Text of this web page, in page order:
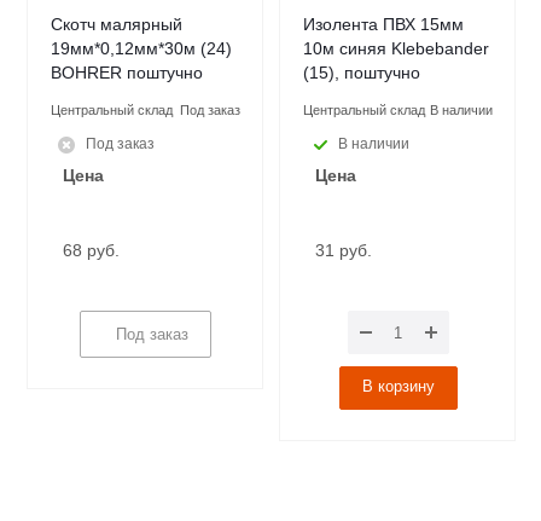
Скотч малярный
19мм*0,12мм*30м (24)
BOHRER поштучно
Центральный склад Под заказ
Под заказ
Цена
68 руб.
Под заказ
Изолента ПВХ 15мм
10м синяя Klebebander
(15), поштучно
Центральный склад В наличии
В наличии
Цена
31 руб.
В корзину